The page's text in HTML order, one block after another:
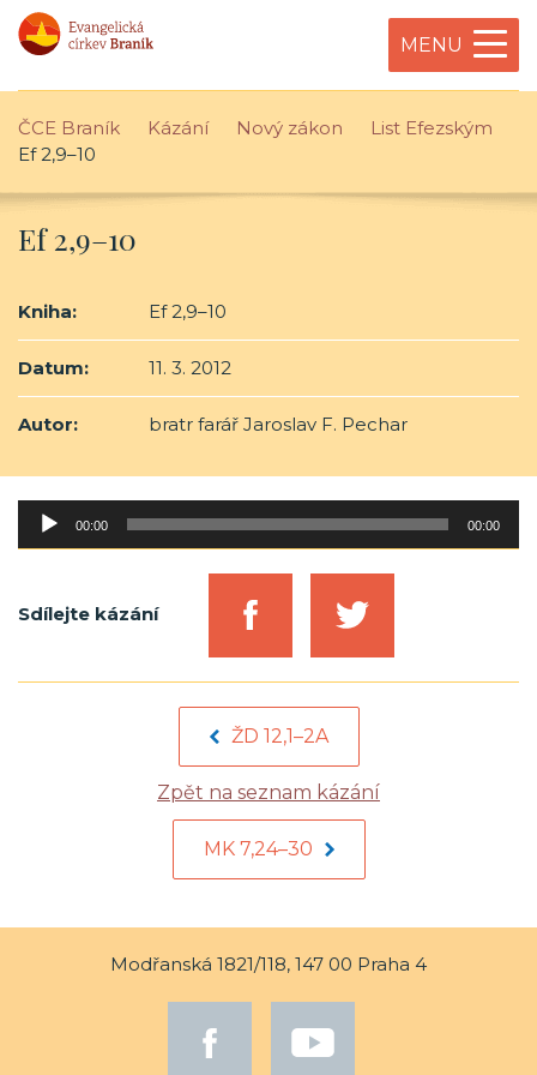
MENU
ČCE Braník Kázání Nový zákon
List Efezským
Ef 2,9–10
Ef 2,9–10
Kniha: Ef 2,9–10
Datum: 11. 3. 2012
Autor: bratr farář Jaroslav F. Pechar
Audio
00:00 00:00
Sdílejte kázání
ŽD 12,1–2A
Zpět na seznam kázání
MK 7,24–30
Modřanská 1821/118, 147 00 Praha 4